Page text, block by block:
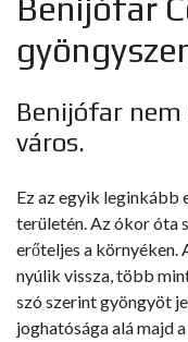
Benijófar
Benijófar nem
város.
Ez az egyik leginkább
területén. Az ókor óta
erőteljes a környéken.
nyúlik vissza, több
szó szerint gyöngyöt
joghatósága alá majd